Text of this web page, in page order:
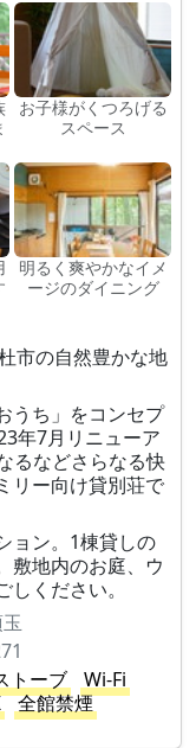
お子様がくつろげる
スペース
明るく爽やかなイメ
ージのダイニング
市の自然豊かな地
うち」をコンセプ
年7月リニューア
るなどさらなる快
リー向け貸別荘で
ョン。1棟貸しの
敷地内のお庭、ウ
ください。
トーブ
Wi-Fi
全館禁煙